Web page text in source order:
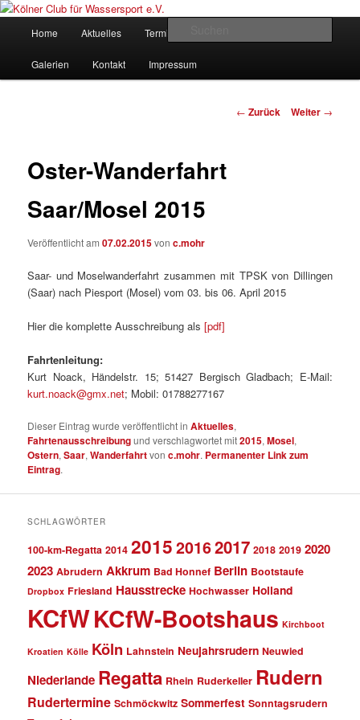
Zum
wechseln
Kölner Club für Wassersport e.V.
gegründet 1907
Home Aktuelles Termine
Galerien Kontakt Impressum
Beitrags-
← Zurück Weiter →
Oster-Wanderfahrt
Saar/Mosel 2015
Veröffentlicht am07.02.2015vonc.mohr
Saar- und Moselwanderfahrt zusammen mit TPSK von Dillingen
(Saar) nach Piesport (Mosel) vom 03. bis 06. April 2015
Hier die komplette Ausschreibung als[pdf]
Fahrtenleitung:
Kurt Noack, Händelstr. 15; 51427 Bergisch Gladbach; E-Mail:
kurt.noack@gmx.net; Mobil: 01788277167
Dieser Eintrag wurde veröffentlicht inAktuelles,
Fahrtenausschreibungund verschlagwortet mit2015,Mosel,
Ostern,Saar,Wanderfahrtvonc.mohr. Permanenter Link zum
Eintrag.
SCHLAGWÖRTER
100-km-Regatta 2014 201520162017 2018 2019 2020
2023 Abrudern Akkrum Bad Honnef Berlin Bootstaufe
Dropbox Friesland Hausstrecke Hochwasser Holland
KCfWKCfW-Bootshaus Kirchboot
Kroatien Kölle Köln Lahnstein Neujahrsrudern Neuwied
Niederlande Regatta Rhein Ruderkeller Rudern
Rudertermine Schmöckwitz Sommerfest Sonntagsrudern